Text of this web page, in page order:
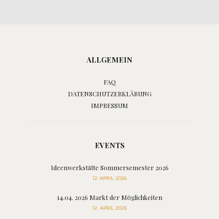
ALLGEMEIN
FAQ
DATENSCHUTZERKLÄRUNG
IMPRESSUM
EVENTS
Ideenwerkstätte Sommersemester 2026
12. APRIL 2026
14.04. 2026 Markt der Möglichkeiten
12. APRIL 2026